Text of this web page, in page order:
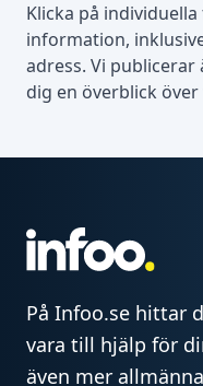
Klicka på
information,
adress. Vi
dig en överblick
På Infoo.se hittar
vara till hjälp för
även mer